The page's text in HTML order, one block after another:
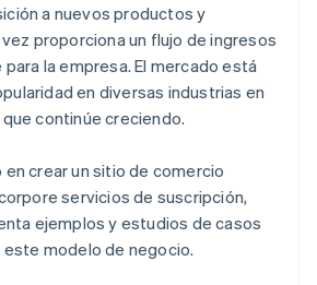
a nuevos productos y
proporciona un flujo de ingresos
la empresa. El mercado está
en diversas industrias en
continúe creciendo.
crear un sitio de comercio
servicios de suscripción,
ejemplos y estudios de casos
modelo de negocio.